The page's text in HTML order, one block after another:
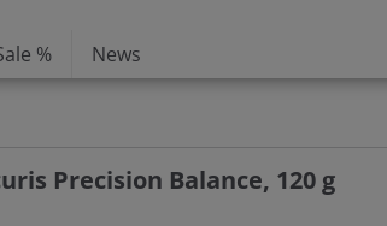
% News
Precision Balance, 120 g